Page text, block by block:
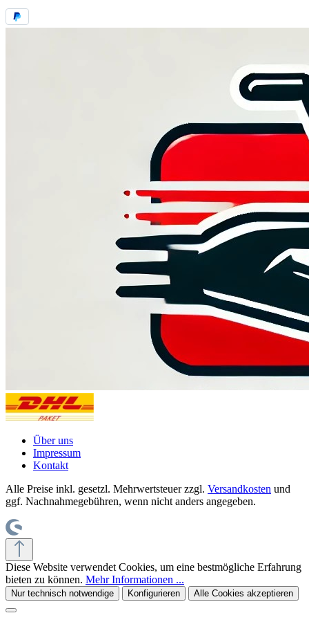
Über uns
Impressum
Kontakt
Alle Preise inkl. gesetzl. Mehrwertsteuer zzgl. Versandkosten und
ggf. Nachnahmegebühren, wenn nicht anders angegeben.
Diese Website verwendet Cookies, um eine bestmögliche Erfahrung
bieten zu können. Mehr Informationen ...
Nur technisch notwendige Konfigurieren Alle Cookies akzeptieren